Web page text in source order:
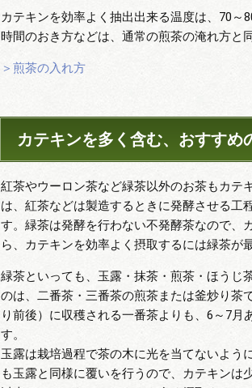
カテキンを効率よく抽出出来る温度は、70～
時間のおき方などは、通常の煎茶の淹れ方と
＞煎茶の入れ方
カテキンを多く含む、おすすめ
紅茶やウーロン茶など緑茶以外のお茶もカテ
は、紅茶などは製造するときに発酵させる工
す。緑茶は発酵を行わない不発酵茶なので、
ら、カテキンを効率よく摂取するには緑茶が
緑茶といっても、玉露・抹茶・煎茶・ほうじ
のは、二番茶・三番茶の煎茶または釜炒り茶
り前後）に収穫される一番茶よりも、6～7
す。
玉露は栽培過程で茶の木に光を当てないよう
も玉露と同様に覆いを行うので、カテキンは